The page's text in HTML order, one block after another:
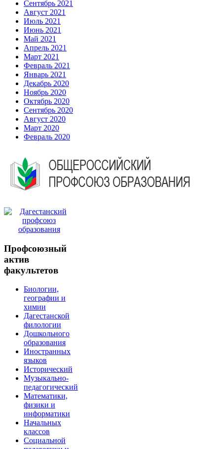
Сентябрь 2021
Август 2021
Июль 2021
Июнь 2021
Май 2021
Апрель 2021
Март 2021
Февраль 2021
Январь 2021
Декабрь 2020
Ноябрь 2020
Октябрь 2020
Сентябрь 2020
Август 2020
Март 2020
Февраль 2020
Профсоюзный
актив
факультетов
Биологии,
географии и
химии
Дагестанской
филологии
Дошкольного
образования
Иностранных
языков
Исторический
Музыкально-
педагогический
Математики,
физики и
информатики
Начальных
классов
Социальной